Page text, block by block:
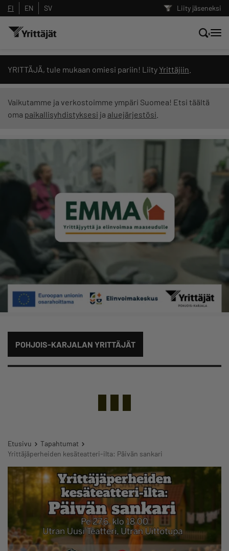
Liity jäseneksi
FI EN SV
YRITTÄJÄ, tule mukaan omiesi pariin! Liity Yrittäjiin
Vaikutamme ja verkostoimme ympäri Suomea! Etsi täältä
oma paikallisyhdistyksesi ja aluejärjestösi
POHJOIS-KARJALAN YRITTÄJÄT
Etusivu
Tapahtumat
Yrittäjäperheiden kesäteatteri-ilta: Päivän sankari
Hae sivustolta tai kysy suoraan
Yrittäjien tekoälyltä
Suodata hakutuloksia: näytä kaikki sisältö